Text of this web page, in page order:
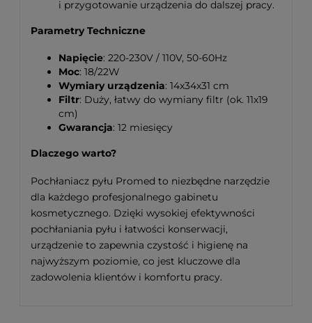
i przygotowanie urządzenia do dalszej pracy.
Parametry Techniczne
Napięcie: 220-230V / 110V, 50-60Hz
Moc: 18/22W
Wymiary urządzenia: 14x34x31 cm
Filtr: Duży, łatwy do wymiany filtr (ok. 11x19
cm)
Gwarancja: 12 miesięcy
Dlaczego warto?
Pochłaniacz pyłu Promed to niezbędne narzędzie
dla każdego profesjonalnego gabinetu
kosmetycznego. Dzięki wysokiej efektywności
pochłaniania pyłu i łatwości konserwacji,
urządzenie to zapewnia czystość i higienę na
najwyższym poziomie, co jest kluczowe dla
zadowolenia klientów i komfortu pracy.